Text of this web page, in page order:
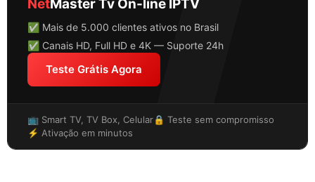
NetMaster Tv On-line IPTV
✅ Mais de 5.000 clientes ativos no Brasil
✅ Canais HD, Full HD e 4K — Suporte 24h
Teste Grátis Agora
📺 Smart TV, TV Box, Celular🔒 Teste sem compromisso
⚡ Ativação em minutos